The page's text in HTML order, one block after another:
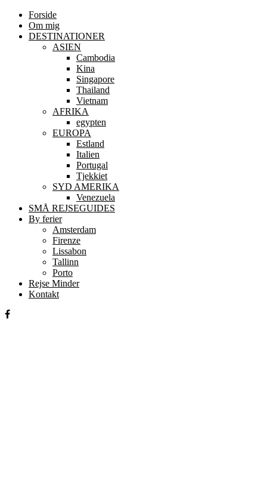
Forside
Om mig
DESTINATIONER
ASIEN
Cambodia
Kina
Singapore
Thailand
Vietnam
AFRIKA
egypten
EUROPA
Estland
Italien
Portugal
Tjekkiet
SYD AMERIKA
Venezuela
SMÅ REJSEGUIDES
By ferier
Amsterdam
Firenze
Lissabon
Tallinn
Porto
Rejse Minder
Kontakt